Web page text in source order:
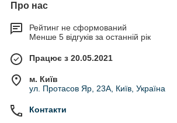
Про нас
Рейтинг не сформований
Менше 5 відгуків за останній рік
Працює з 20.05.2021
м. Київ
ул. Протасов Яр, 23А, Київ, Україна
Контакти